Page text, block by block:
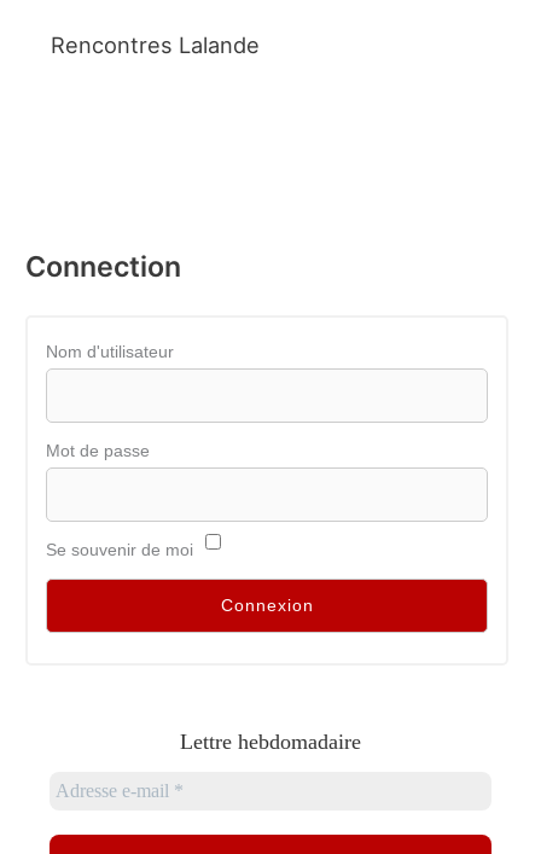
Rencontres Lalande
Connection
Nom d'utilisateur
Mot de passe
Se souvenir de moi
Lettre hebdomadaire